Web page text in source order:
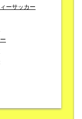
ーサッカー